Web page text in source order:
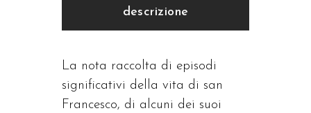
descrizione
La nota raccolta di episodi
significativi della vita di san
Francesco, di alcuni dei suoi